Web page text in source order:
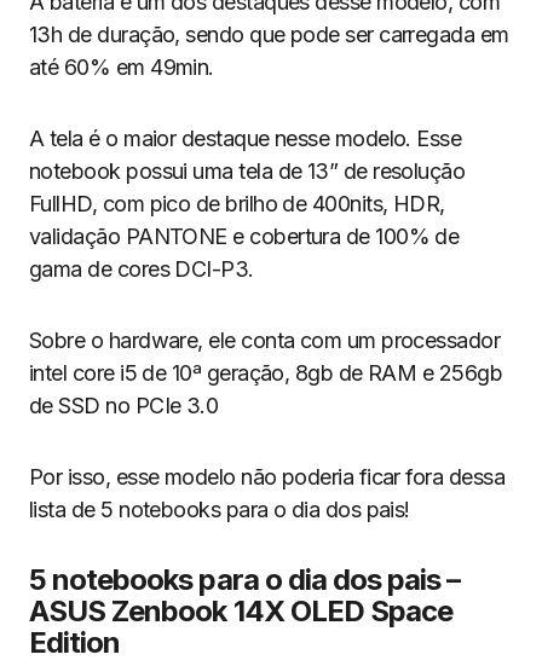
13h de duração, sendo que pode ser carregada em
até 60% em 49min.
A tela é o maior destaque nesse modelo. Esse
notebook possui uma tela de 13” de resolução
FullHD, com pico de brilho de 400nits, HDR,
validação PANTONE e cobertura de 100% de
gama de cores DCI-P3.
Sobre o hardware, ele conta com um processador
intel core i5 de 10ª geração, 8gb de RAM e 256gb
de SSD no PCIe 3.0
Por isso, esse modelo não poderia ficar fora dessa
lista de 5 notebooks para o dia dos pais!
5 notebooks para o dia dos pais –
ASUS Zenbook 14X OLED Space
Edition